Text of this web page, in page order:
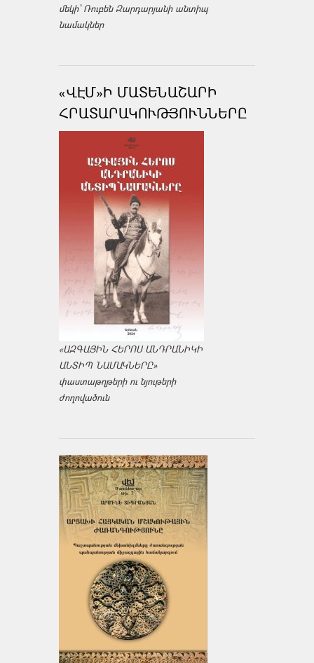
մեկի՝ Ռուբեն Զարդարյանի անտիպ
նամակներ
«ՎԷՄ»Ի ՄԱՏԵՆԱՇԱՐԻ
ՀՐԱՏԱՐԱԿՈՒԹՅՈՒՆՆԵՐԸ
«ԱԶԳԱՅԻՆ ՀԵՐՈՍ ԱՆԴՐԱՆԻԿԻ
ԱՆՏԻՊ ՆԱՄԱԿՆԵՐԸ»
փաստաթղթերի ու նյութերի
ժողովածուն